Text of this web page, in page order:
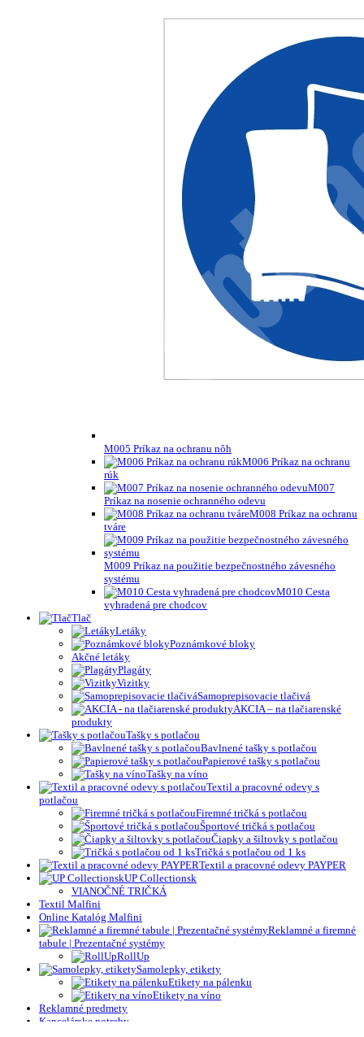
M005 Príkaz na ochranu nôh
M006 Príkaz na ochranu
rúk
M007
Príkaz na nosenie ochranného odevu
M008 Príkaz na ochranu
tváre
M009 Príkaz na použitie bezpečnostného závesného
systému
M010 Cesta
vyhradená pre chodcov
Tlač
Letáky
Poznámkové bloky
Akčné letáky
Plagáty
Vizitky
Samoprepisovacie tlačivá
AKCIA – na tlačiarenské
produkty
Tašky s potlačou
Bavlnené tašky s potlačou
Papierové tašky s potlačou
Tašky na víno
Textil a pracovné odevy s
potlačou
Firemné tričká s potlačou
Športové tričká s potlačou
Čiapky a šiltovky s potlačou
Tričká s potlačou od 1 ks
Textil a pracovné odevy PAYPER
UP Collectionsk
VIANOČNÉ TRIČKÁ
Textil Malfini
Online Katalóg Malfini
Reklamné a firemné
tabule | Prezentačné systémy
RollUp
Samolepky, etikety
Etikety na pálenku
Etikety na víno
Reklamné predmety
Kancelárske potreby